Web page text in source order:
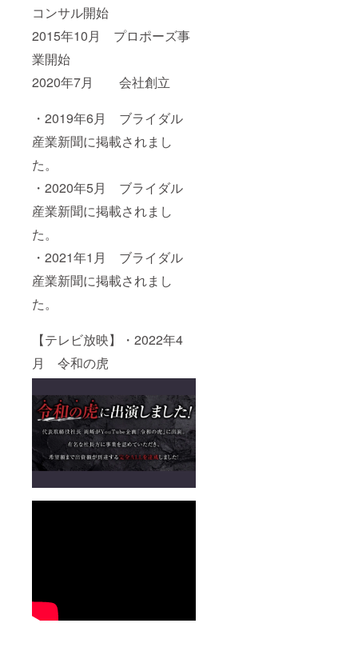
コンサル開始
2015年10月 プロポーズ事
業開始
2020年7月 会社創立
・2019年6月 ブライダル
産業新聞に掲載されまし
た。
・2020年5月 ブライダル
産業新聞に掲載されまし
た。
・2021年1月 ブライダル
産業新聞に掲載されまし
た。
【テレビ放映】・2022年4
月 令和の虎